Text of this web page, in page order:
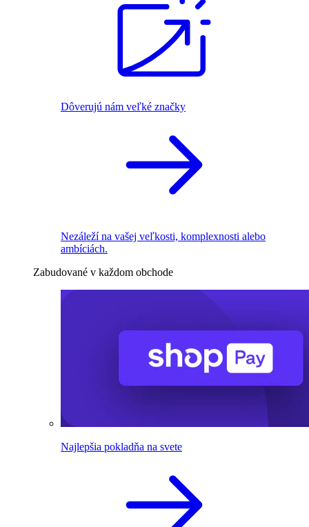
Dôverujú nám veľké značky
Nezáleží na vašej veľkosti, komplexnosti alebo
ambíciách.
Zabudované v každom obchode
Najlepšia pokladňa na svete